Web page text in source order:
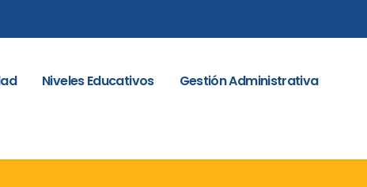
Niveles Educativos
Gestión Administrativa